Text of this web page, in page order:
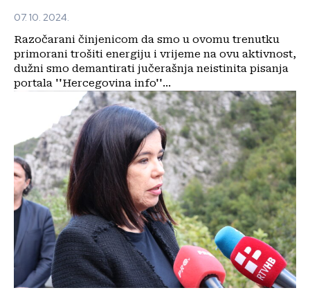
07. 10. 2024.
Razočarani činjenicom da smo u ovomu trenutku
primorani trošiti energiju i vrijeme na ovu aktivnost,
dužni smo demantirati jučerašnja neistinita pisanja
portala ''Hercegovina info''...